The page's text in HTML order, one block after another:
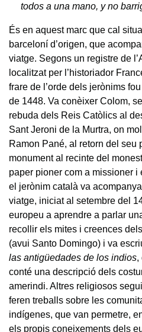
todos a una mano, y no
És en aquest marc que cal
barceloní d’origen, que
viatge. Segons un registre de
localitzat per l’historiador
frare de l’orde dels jerònims
de 1448. Va conèixer Colom,
rebuda dels Reis Catòlics al
Sant Jeroni de la Murtra, on
Ramon Pané, al retorn del seu
monument al recinte del
paper pioner com a missioner i
el jerònim català va
viatge, iniciat al setembre del
europeu a aprendre a parlar
recollir els mites i creences
(avui Santo Domingo) i va
las antigüedades de los indios,
conté una descripció dels
amerindi. Altres religiosos
feren treballs sobre les
indígenes, que van permetre,
els propis coneixements dels